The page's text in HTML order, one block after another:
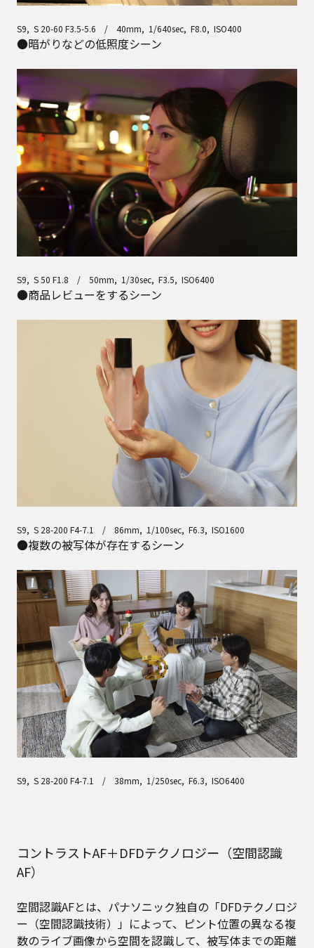
S9, S 20-60 F3.5-5.6 / 40mm, 1/640sec, F8.0, ISO400
●暗がりなどの低照度シーン
S9, S 50 F1.8 / 50mm, 1/30sec, F3.5, ISO6400
●商品レビューをするシーン
S9, S 28-200 F4-7.1 / 86mm, 1/100sec, F6.3, ISO1600
●複数の被写体が存在するシーン
S9, S 28-200 F4-7.1 / 38mm, 1/250sec, F6.3, ISO6400
コントラストAF＋DFDテクノロジー（空間認識
AF）
空間認識AFとは、パナソニック独自の「DFDテクノロジ
ー（空間認識技術）」によって、ピント位置の異なる複
数のライブ画像から空間を認識して、被写体までの距離